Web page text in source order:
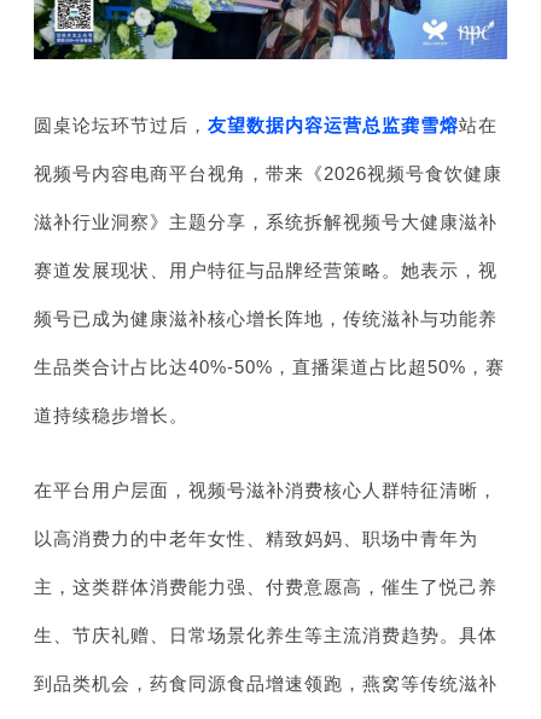
圆桌论坛环节过后， 友望数据内容运营总监龚雪熔站在
视频号内容电商平台视角，带来《2026视频号食饮健康
滋补行业洞察》主题分享， 系统拆解视频号大健康滋补
赛道发展现状、用户特征与品牌经营策略。她表示，视
频号已成为健康滋补核心增长阵地，传统滋补与功能养
生品类合计占比达40%-50%，直播渠道占比超50%，赛
道持续稳步增长。
在平台用户层面，视频号滋补消费核心人群特征清晰，
以高消费力的中老年女性、精致妈妈、职场中青年为
主，这类群体消费能力强、付费意愿高，催生了悦己养
生、节庆礼赠、日常场景化养生等主流消费趋势。具体
到品类机会，药食同源食品增速领跑，燕窝等传统滋补